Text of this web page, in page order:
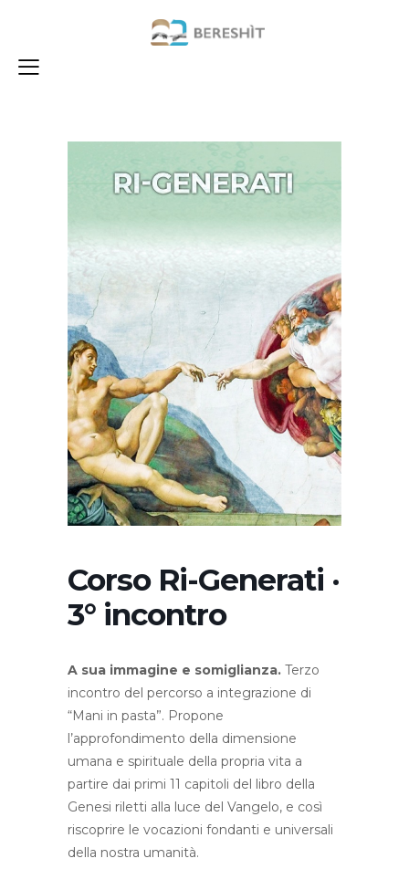
Corso Ri-Generati ·
3° incontro
A sua immagine e somiglianza. Terzo
incontro del percorso a integrazione di
“Mani in pasta”. Propone
l’approfondimento della dimensione
umana e spirituale della propria vita a
partire dai primi 11 capitoli del libro della
Genesi riletti alla luce del Vangelo, e così
riscoprire le vocazioni fondanti e universali
della nostra umanità.